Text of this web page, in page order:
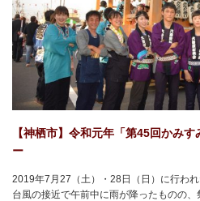
【神栖市】令和元年「第45回かみ
ー
2019年7月27（土）・28日（日）に行わ
台風の接近で午前中に雨が降ったものの